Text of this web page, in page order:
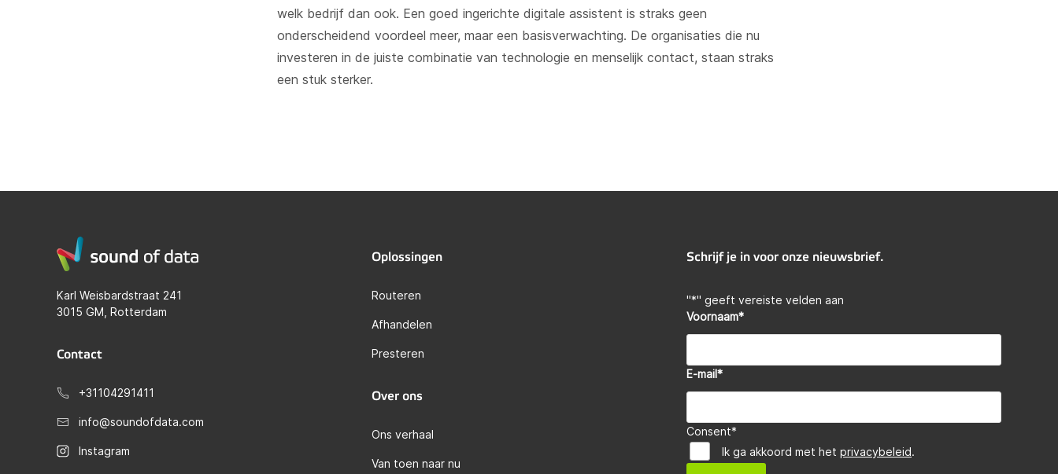
welk bedrijf dan ook. Een goed ingerichte digitale assistent is straks geen
onderscheidend voordeel meer, maar een basisverwachting. De organisaties die nu
investeren in de juiste combinatie van technologie en menselijk contact, staan straks
een stuk sterker.
Karl Weisbardstraat 241
3015 GM, Rotterdam
Contact
+31104291411
info@soundofdata.com
Instagram
Oplossingen
Routeren
Afhandelen
Presteren
Over ons
Ons verhaal
Van toen naar nu
Schrijf je in voor onze nieuwsbrief.
"*" geeft vereiste velden aan
Voornaam*
E-mail*
Consent*
Ik ga akkoord met het privacybeleid.